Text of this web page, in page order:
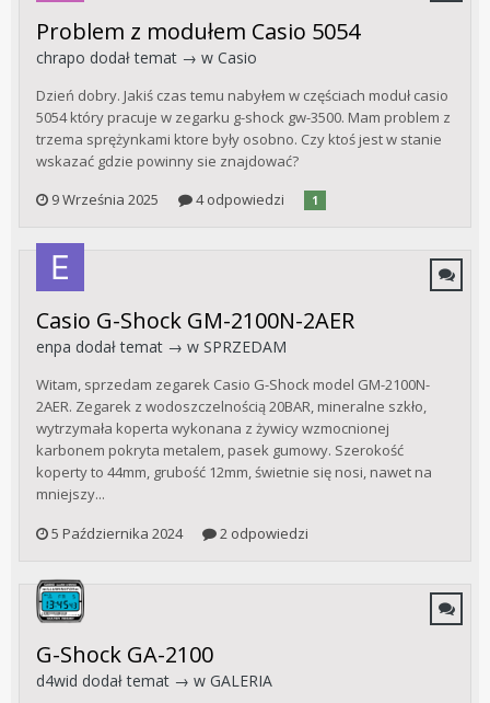
Problem z modułem Casio 5054
chrapo dodał temat → w Casio
Dzień dobry. Jakiś czas temu nabyłem w częściach moduł casio
5054 który pracuje w zegarku g-shock gw-3500. Mam problem z
trzema sprężynkami ktore były osobno. Czy ktoś jest w stanie
wskazać gdzie powinny sie znajdować?
9 Września 2025
4 odpowiedzi 1
Casio G-Shock GM-2100N-2AER
enpa dodał temat → w SPRZEDAM
Witam, sprzedam zegarek Casio G-Shock model GM-2100N-
2AER. Zegarek z wodoszczelnością 20BAR, mineralne szkło,
wytrzymała koperta wykonana z żywicy wzmocnionej
karbonem pokryta metalem, pasek gumowy. Szerokość
koperty to 44mm, grubość 12mm, świetnie się nosi, nawet na
mniejszy...
5 Października 2024
2 odpowiedzi
G-Shock GA-2100
d4wid dodał temat → w GALERIA